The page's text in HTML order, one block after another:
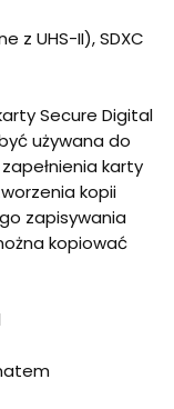
z UHS-II), SDXC
Secure Digital
używana do
karty
kopii
zapisywania
kopiować